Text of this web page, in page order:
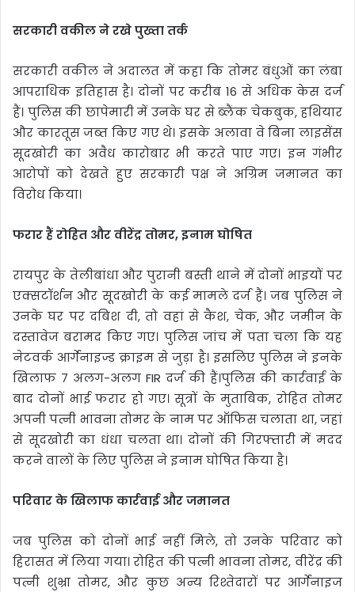
सरकारी वकील ने रखे पुख्ता तर्क
सरकारी वकील ने अदालत में कहा कि तोमर बंधुओं का लंबा
आपराधिक इतिहास है। दोनों पर करीब 16 से अधिक केस दर्ज
हैं। पुलिस की छापेमारी में उनके घर से ब्लैंक चेकबुक, हथियार
और कारतूस जब्त किए गए थे। इसके अलावा वे बिना लाइसेंस
सूदखोरी का अवैध कारोबार भी करते पाए गए। इन गंभीर
आरोपों को देखते हुए सरकारी पक्ष ने अग्रिम जमानत का
विरोध किया।
फरार हैं रोहित और वीरेंद्र तोमर, इनाम घोषित
रायपुर के तेलीबांधा और पुरानी बस्ती थाने में दोनों भाइयों पर
एक्सटॉर्शन और सूदखोरी के कई मामले दर्ज हैं। जब पुलिस ने
उनके घर पर दबिश दी, तो वहां से कैश, चेक, और जमीन के
दस्तावेज बरामद किए गए। पुलिस जांच में पता चला कि यह
नेटवर्क आर्गेनाइज्ड क्राइम से जुड़ा है। इसलिए पुलिस ने इनके
खिलाफ 7 अलग-अलग FIR दर्ज की हैं।पुलिस की कार्रवाई के
बाद दोनों भाई फरार हो गए। सूत्रों के मुताबिक, रोहित तोमर
अपनी पत्नी भावना तोमर के नाम पर ऑफिस चलाता था, जहां
से सूदखोरी का धंधा चलता था। दोनों की गिरफ्तारी में मदद
करने वालों के लिए पुलिस ने इनाम घोषित किया है।
परिवार के खिलाफ कार्रवाई और जमानत
जब पुलिस को दोनों भाई नहीं मिले, तो उनके परिवार को
हिरासत में लिया गया। रोहित की पत्नी भावना तोमर, वीरेंद्र की
पत्नी शुभ्रा तोमर, और कुछ अन्य रिश्तेदारों पर आर्गेनाइज